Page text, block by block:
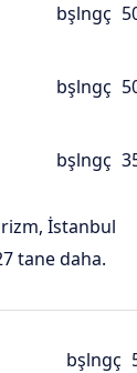
bşlngç
bşlngç
bşlngç
İstanbul
tane daha.
bşlngç